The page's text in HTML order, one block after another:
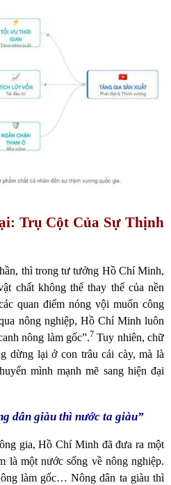
Trụ Cột Của Sự Thịnh
thì trong tư tưởng Hồ Chí Minh,
chất không thể thay thế của nền
quan điểm nóng vội muốn công
nông nghiệp, Hồ Chí Minh luôn
nông làm gốc”.7 Tuy nhiên, chữ
dừng lại ở con trâu cái cày, mà là
mình mạnh mẽ sang hiện đại
dân giàu thì nước ta giàu”
gia, Hồ Chí Minh đã đưa ra một
là một nước sống về nông nghiệp.
làm gốc… Nông dân ta giàu thì